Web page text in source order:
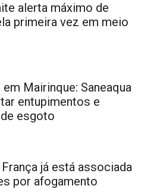
alerta máximo de
primeira vez em meio
Mairinque: Saneaqua
entupimentos e
esgoto
já está associada
por afogamento